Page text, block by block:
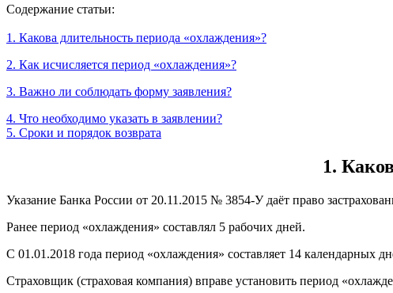
Содержание статьи:
1. Какова длительность периода «охлаждения»?
2. Как исчисляется период «охлаждения»?
3. Важно ли соблюдать форму заявления?
4. Что необходимо указать в заявлении?
5. Сроки и порядок возврата
1.
Указание Банка России от 20.11.2015 № 3854-У даёт право
Ранее период «охлаждения» составлял 5 рабочих дней.
С 01.01.2018 года период «охлаждения» составляет 14 календарных
Страховщик (страховая компания) вправе установить период